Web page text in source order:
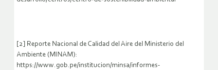
[2] Reporte Nacional de Calidad del Aire del Ministerio del
Ambiente (MINAM):
https://www.gob.pe/institucion/minsa/informes-